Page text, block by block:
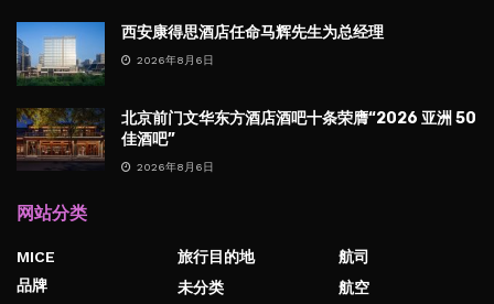
西安康得思酒店任命马辉先生为总经理
2026年8月6日
北京前门文华东方酒店酒吧十条荣膺“2026 亚洲 50
佳酒吧”
2026年8月6日
网站分类
MICE
品牌
旅行目的地
未分类
航司
航空